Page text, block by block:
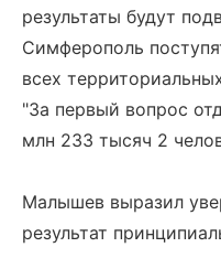
результаты будут
Симферополь
всех
"За первый вопрос
млн 233 тысяч 2
Малышев выразил
результат